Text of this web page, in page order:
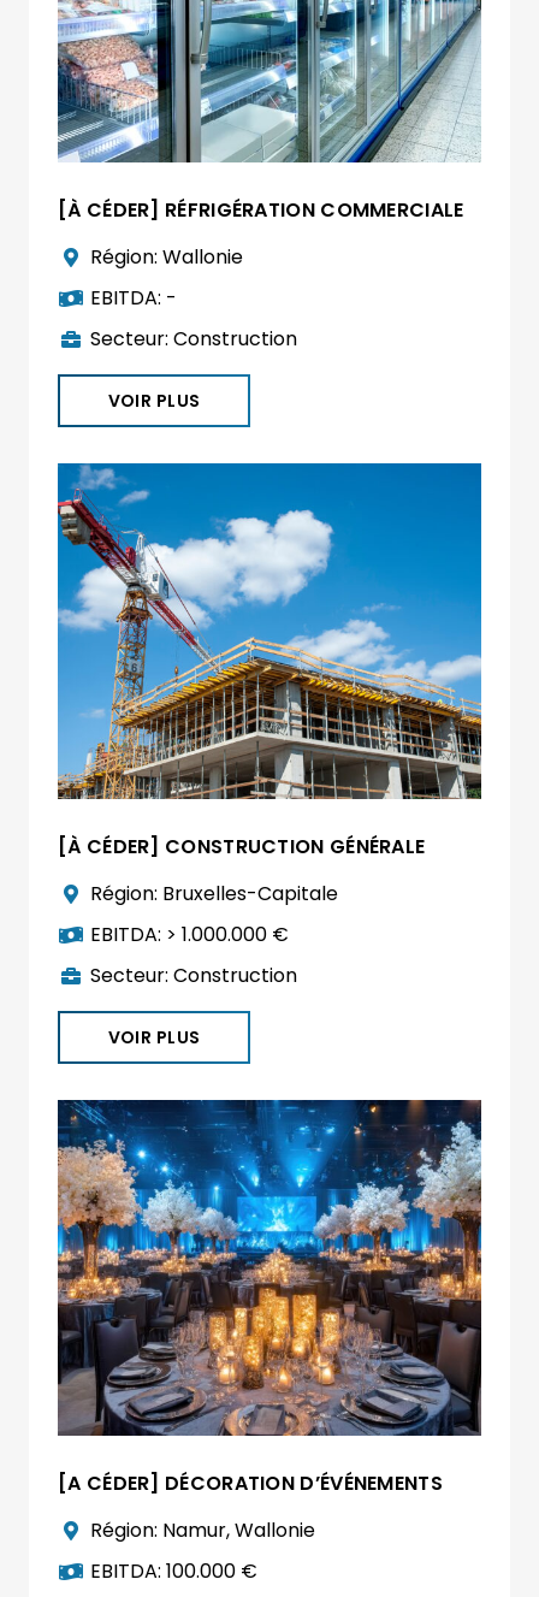
[À CÉDER] RÉFRIGÉRATION COMMERCIALE
Région:Wallonie
EBITDA: -
Secteur:Construction
VOIR PLUS
[À CÉDER] CONSTRUCTION GÉNÉRALE
Région: Bruxelles-Capitale
EBITDA: > 1.000.000 €
Secteur:Construction
VOIR PLUS
[A CÉDER] DÉCORATION D’ÉVÉNEMENTS
Région: Namur,Wallonie
EBITDA:100.000 €